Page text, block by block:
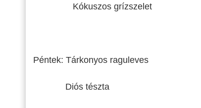
Kókuszos grízszelet
Péntek: Tárkonyos raguleves
Diós tészta